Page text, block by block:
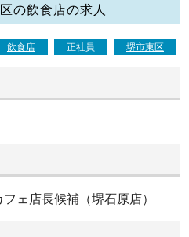
の飲食店の求人
飲食店 正社員 堺市東区
ェ店長候補（堺石原店）